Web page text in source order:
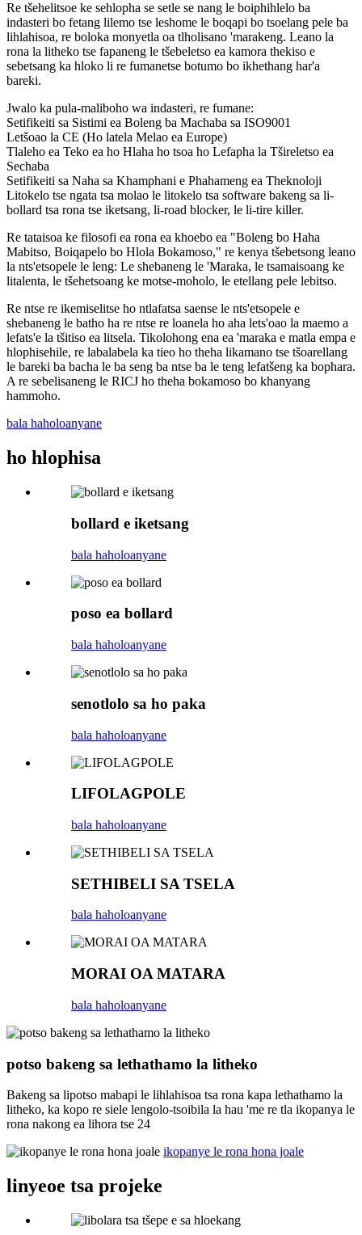
Re tšehelitsoe ke sehlopha se setle se nang le boiphihlelo ba
indasteri bo fetang lilemo tse leshome le boqapi bo tsoelang pele ba
lihlahisoa, re boloka monyetla oa tlholisano 'marakeng. Leano la
rona la litheko tse fapaneng le tšebeletso ea kamora thekiso e
sebetsang ka hloko li re fumanetse botumo bo ikhethang har'a
bareki.
Jwalo ka pula-maliboho wa indasteri, re fumane:
Setifikeiti sa Sistimi ea Boleng ba Machaba sa ISO9001
Letšoao la CE (Ho latela Melao ea Europe)
Tlaleho ea Teko ea ho Hlaha ho tsoa ho Lefapha la Tšireletso ea
Sechaba
Setifikeiti sa Naha sa Khamphani e Phahameng ea Theknoloji
Litokelo tse ngata tsa molao le litokelo tsa software bakeng sa li-
bollard tsa rona tse iketsang, li-road blocker, le li-tire killer.
Re tataisoa ke filosofi ea rona ea khoebo ea "Boleng bo Haha
Mabitso, Boiqapelo bo Hlola Bokamoso," re kenya tšebetsong leano
la nts'etsopele le leng: Le shebaneng le 'Maraka, le tsamaisoang ke
litalenta, le tšehetsoang ke motse-moholo, le etellang pele lebitso.
Re ntse re ikemiselitse ho ntlafatsa saense le nts'etsopele e
shebaneng le batho ha re ntse re loanela ho aha lets'oao la maemo a
lefats'e la tšitiso ea litsela. Tikolohong ena ea 'maraka e matla empa e
hlophisehile, re labalabela ka tieo ho theha likamano tse tšoarellang
le bareki ba bacha le ba seng ba ntse ba le teng lefatšeng ka bophara.
A re sebelisaneng le RICJ ho theha bokamoso bo khanyang
hammoho.
bala haholoanyane
ho hlophisa
bollard e iketsang
bala haholoanyane
poso ea bollard
bala haholoanyane
senotlolo sa ho paka
bala haholoanyane
LIFOLAGPOLE
bala haholoanyane
SETHIBELI SA TSELA
bala haholoanyane
MORAI OA MATARA
bala haholoanyane
potso bakeng sa lethathamo la litheko
Bakeng sa lipotso mabapi le lihlahisoa tsa rona kapa lethathamo la
litheko, ka kopo re siele lengolo-tsoibila la hau 'me re tla ikopanya le
rona nakong ea lihora tse 24
ikopanye le rona hona joale
linyeoe tsa projeke